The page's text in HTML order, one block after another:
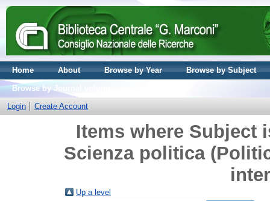
Home About Browse by Year
Browse by Subject
Browse by Journal volume
Login
Create Account
Items where Subject
Scienza politica
Up a level